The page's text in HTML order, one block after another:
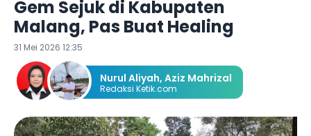
Gem Sejuk di Kabupaten
Malang, Pas Buat Healing
31 Mei 2026 12:35
Nurul Aliyah, Aziz Mahrizal
Redaksi Ketik.com